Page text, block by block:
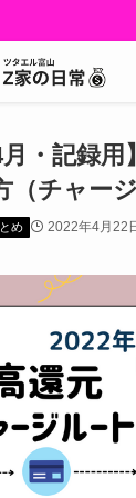
月・記録
（チャー
め 2022年4月22